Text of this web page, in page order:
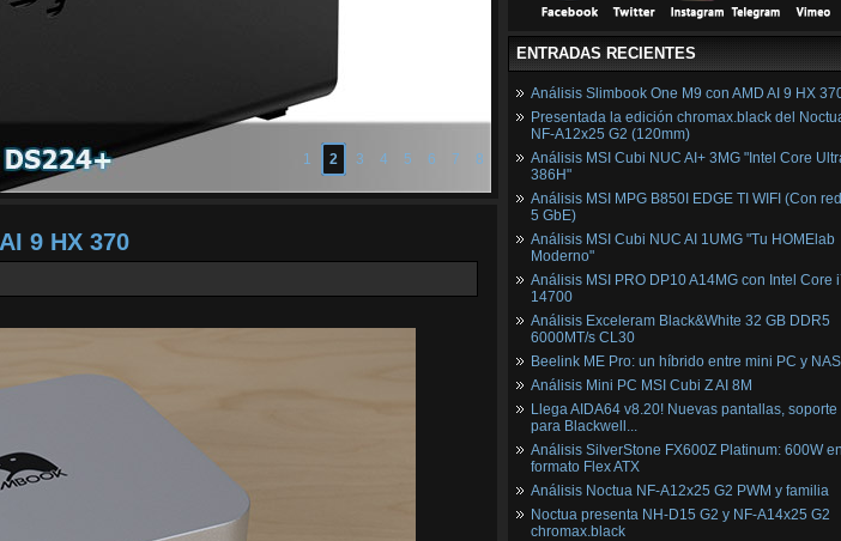
1 2 3 4 5 6 7 8
9 HX 370
ENTRADAS RECIENTES
Análisis Slimbook One M9 con AMD AI 9 HX
Presentada la edición chromax.black del
NF‑A12x25 G2 (120mm)
Análisis MSI Cubi NUC AI+ 3MG "Intel Core
386H"
Análisis MSI MPG B850I EDGE TI WIFI (Con
5 GbE)
Análisis MSI Cubi NUC AI 1UMG "Tu HOMElab
Moderno"
Análisis MSI PRO DP10 A14MG con Intel Core
14700
Análisis Exceleram Black&White 32 GB DDR5
6000MT/s CL30
Beelink ME Pro: un híbrido entre mini PC y NAS
Análisis Mini PC MSI Cubi Z AI 8M
Llega AIDA64 v8.20! Nuevas pantallas, soporte
para Blackwell...
Análisis SilverStone FX600Z Platinum: 600W
formato Flex ATX
Análisis Noctua NF-A12x25 G2 PWM y familia
Noctua presenta NH-D15 G2 y NF-A14x25 G2
chromax.black